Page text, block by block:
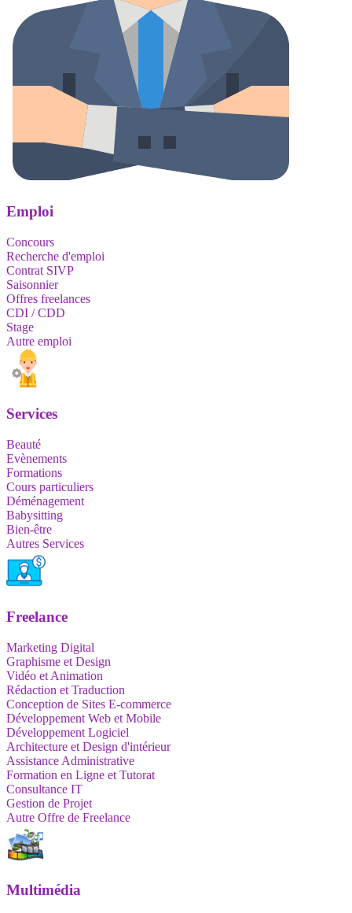
Emploi
Concours
Recherche d'emploi
Contrat SIVP
Saisonnier
Offres freelances
CDI / CDD
Stage
Autre emploi
Services
Beauté
Evènements
Formations
Cours particuliers
Déménagement
Babysitting
Bien-être
Autres Services
Freelance
Marketing Digital
Graphisme et Design
Vidéo et Animation
Rédaction et Traduction
Conception de Sites E-commerce
Développement Web et Mobile
Développement Logiciel
Architecture et Design d'intérieur
Assistance Administrative
Formation en Ligne et Tutorat
Consultance IT
Gestion de Projet
Autre Offre de Freelance
Multimédia